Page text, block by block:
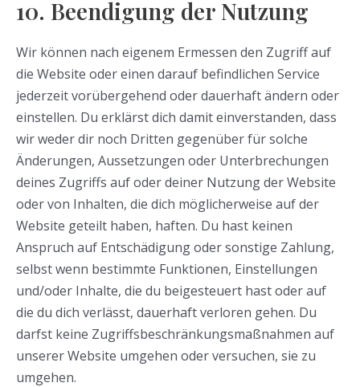
10. Beendigung der Nutzung
Wir können nach eigenem Ermessen den Zugriff auf
die Website oder einen darauf befindlichen Service
jederzeit vorübergehend oder dauerhaft ändern oder
einstellen. Du erklärst dich damit einverstanden, dass
wir weder dir noch Dritten gegenüber für solche
Änderungen, Aussetzungen oder Unterbrechungen
deines Zugriffs auf oder deiner Nutzung der Website
oder von Inhalten, die dich möglicherweise auf der
Website geteilt haben, haften. Du hast keinen
Anspruch auf Entschädigung oder sonstige Zahlung,
selbst wenn bestimmte Funktionen, Einstellungen
und/oder Inhalte, die du beigesteuert hast oder auf
die du dich verlässt, dauerhaft verloren gehen. Du
darfst keine Zugriffsbeschränkungsmaßnahmen auf
unserer Website umgehen oder versuchen, sie zu
umgehen.